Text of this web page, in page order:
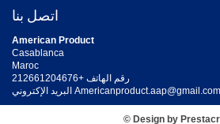
اتصل بنا
American Product
Casablanca
Maroc
رقم الهاتف +212661204676
Americanproduct.aap@gmail.com
© Design by